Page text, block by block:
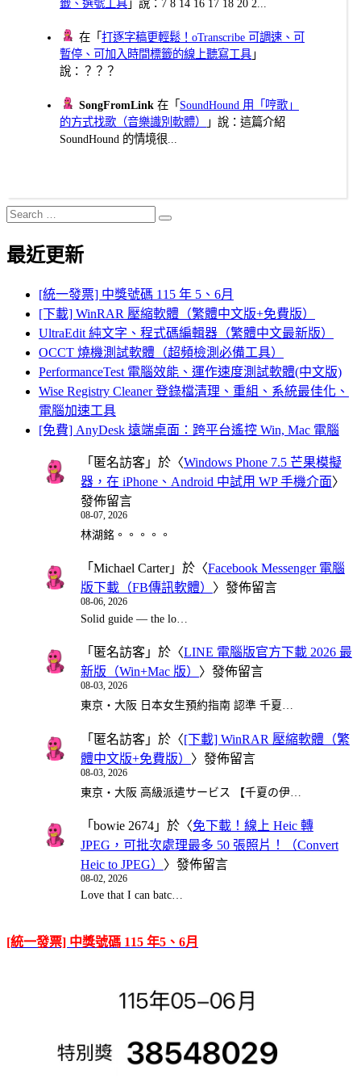
籤、選號工具 」說：7 8 14 16 17 18 20 2...
在「打逐字稿更輕鬆！oTranscribe 可調速、可
暫停、可加入時間標籤的線上聽寫工具 」
說：？？？
SongFromLink 在「 SoundHound 用「哼歌」
的方式找歌（音樂識別軟體）
」說：這篇介紹
SoundHound 的情境很...
Search
for:
Search
最近更新
[統一發票] 中獎號碼 115 年 5、6月
[下載] WinRAR 壓縮軟體（繁體中文版+免費版）
UltraEdit 純文字、程式碼編輯器（繁體中文最新版）
OCCT 燒機測試軟體（超頻檢測必備工具）
PerformanceTest 電腦效能、運作速度測試軟體(中文版)
Wise Registry Cleaner 登錄檔清理、重組、系統最佳化、
電腦加速工具
[免費] AnyDesk 遠端桌面：跨平台遙控 Win, Mac 電腦
「 匿名訪客 」於〈Windows Phone 7.5 芒果模擬
器，在 iPhone、Android 中試用 WP 手機介面〉
發佈留言
08-07, 2026
林湖銘。。。。。
「 Michael Carter」於〈Facebook Messenger 電腦
版下載（FB傳訊軟體）
〉發佈留言
08-06, 2026
Solid guide — the lo…
「 匿名訪客 」於〈LINE 電腦版官方下載 2026 最
新版（Win+Mac 版） 〉發佈留言
08-03, 2026
東京・大阪 日本女生預約指南 認準 千夏…
「 匿名訪客 」於〈[下載] WinRAR 壓縮軟體（繁
體中文版+免費版） 〉發佈留言
08-03, 2026
東京・大阪 高級派遣サービス 【千夏の伊…
「 bowie 2674 」於〈免下載！線上 Heic 轉
JPEG，可批次處理最多 50 張照片！（Convert
Heic to JPEG） 〉發佈留言
08-02, 2026
Love that I can batc…
[統一發票] 中獎號碼 115 年5、6月